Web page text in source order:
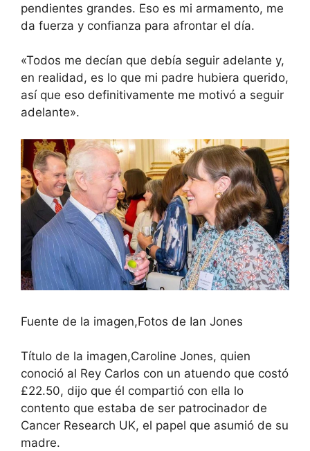
pendientes grandes. Eso es mi armamento, me
da fuerza y ​​confianza para afrontar el día.
«Todos me decían que debía seguir adelante y,
en realidad, es lo que mi padre hubiera querido,
así que eso definitivamente me motivó a seguir
adelante».
Fuente de la imagen,Fotos de Ian Jones
Título de la imagen,Caroline Jones, quien
conoció al Rey Carlos con un atuendo que costó
£22.50, dijo que él compartió con ella lo
contento que estaba de ser patrocinador de
Cancer Research UK, el papel que asumió de su
madre.